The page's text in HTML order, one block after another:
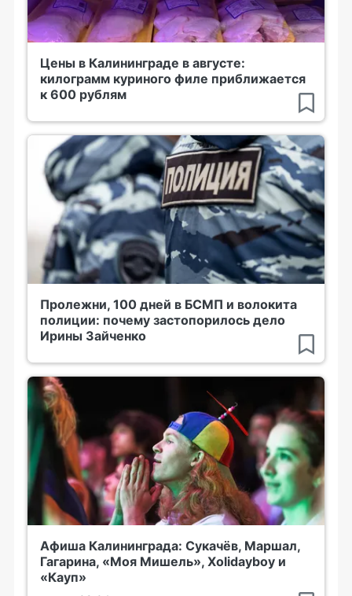
Цены в Калининграде в августе:
килограмм куриного филе приближается
к 600 рублям
Пролежни, 100 дней в БСМП и волокита
полиции: почему застопорилось дело
Ирины Зайченко
Афиша Калининграда: Сукачёв, Маршал,
Гагарина, «Моя Мишель», Xolidayboy и
«Кауп»